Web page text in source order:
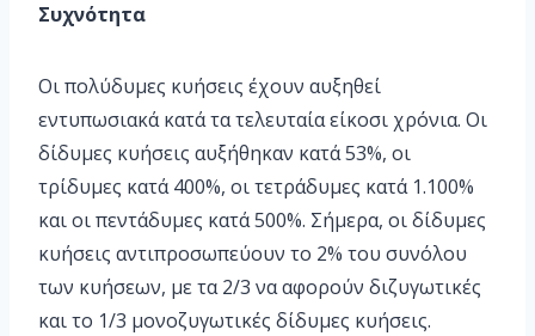
Συχνότητα
Οι πολύδυμες κυήσεις έχουν αυξηθεί
εντυπωσιακά κατά τα τελευταία είκοσι χρόνια. Οι
δίδυμες κυήσεις αυξήθηκαν κατά 53%, οι
τρίδυμες κατά 400%, οι τετράδυμες κατά 1.100%
και οι πεντάδυμες κατά 500%. Σήμερα, οι δίδυμες
κυήσεις αντιπροσωπεύουν το 2% του συνόλου
των κυήσεων, με τα 2/3 να αφορούν διζυγωτικές
και το 1/3 μονοζυγωτικές δίδυμες κυήσεις.